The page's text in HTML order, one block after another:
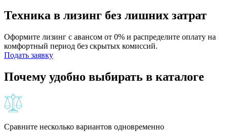
Техника в лизинг без лишних затрат
Оформите лизинг с авансом от 0% и распределите оплату на
комфортный период без скрытых комиссий.
Подать заявку
Почему удобно выбирать в каталоге
Сравните несколько вариантов одновременно